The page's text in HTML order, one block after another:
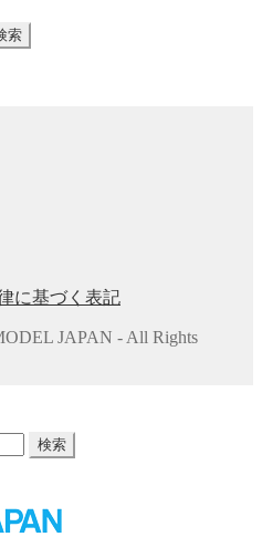
索
に基づく表記
JAPAN - All Rights
検索